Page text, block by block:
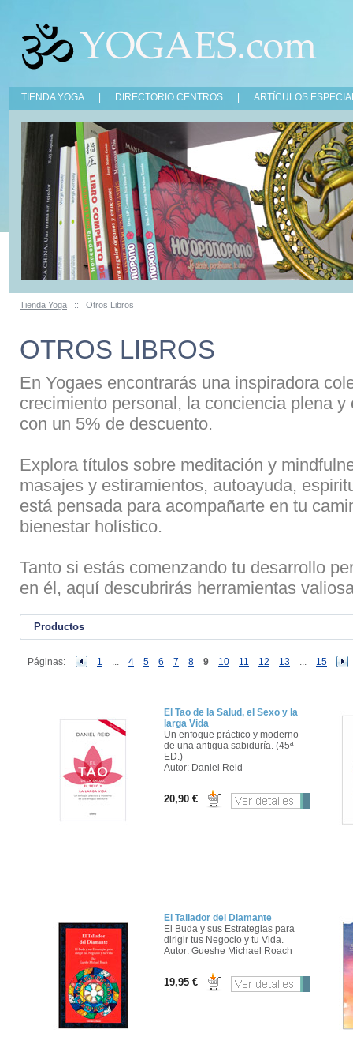
TIENDA YOGA DIRECTORIO CENTROS ARTÍCULOS
Tienda Yoga :: Otros Libros
OTROS LIBROS
En Yogaes encontrarás una inspiradora
crecimiento personal, la conciencia plena
con un 5% de descuento.
Explora títulos sobre meditación y
masajes y estiramientos, autoayuda,
está pensada para acompañarte en tu
bienestar holístico.
Tanto si estás comenzando tu desarrollo
en él, aquí descubrirás herramientas
Productos
Páginas: 1 ... 4 5 6 7 8 9 10 11 12 13 ... 15
El Tao de la Salud, el Sexo y la
larga Vida
Un enfoque práctico y moderno
de una antigua sabiduría. (45ª
ED.)
Autor: Daniel Reid
20,90 €
El Tallador del Diamante
El Buda y sus Estrategias para
dirigir tus Negocio y tu Vida.
Autor: Gueshe Michael Roach
19,95 €